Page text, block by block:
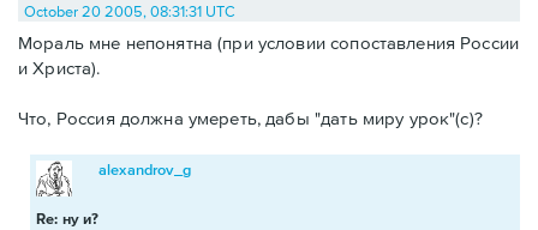
October 20 2005, 08:31:31 UTC
Мораль мне непонятна (при условии сопоставления России
и Христа).
Что, Россия должна умереть, дабы "дать миру урок"(с)?
Re: ну и?
alexandrov_g